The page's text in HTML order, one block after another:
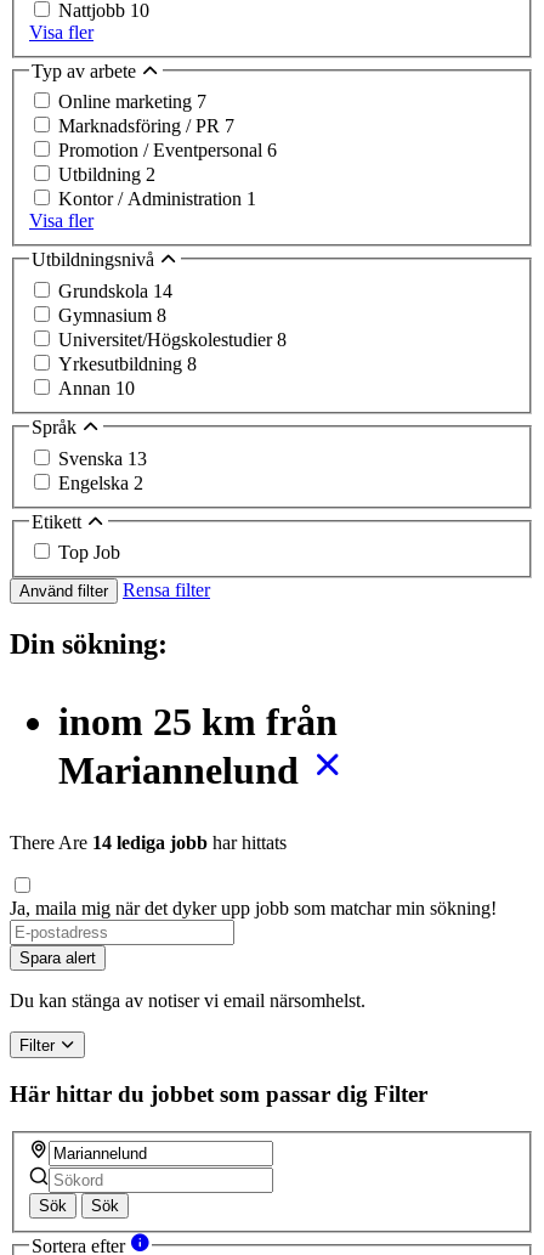
Nattjobb 10
Visa fler
Typ av arbete
Online marketing 7
Marknadsföring / PR 7
Promotion / Eventpersonal 6
Utbildning 2
Kontor / Administration 1
Visa fler
Utbildningsnivå
Grundskola 14
Gymnasium 8
Universitet/Högskolestudier8
Yrkesutbildning 8
Annan 10
Språk
Svenska 13
Engelska 2
Etikett
Top Job
Använd filter Rensa filter
Din sökning:
inom 25 km från
Mariannelund
There Are 14 lediga jobb har hittats
Ja, maila mig när det dyker upp jobb som matchar min sökning!
Spara alert
Du kan stänga av notiser vi email närsomhelst.
Filter
Här hittar du jobbet som passar dig Filter
Sök Sök
Sortera efter